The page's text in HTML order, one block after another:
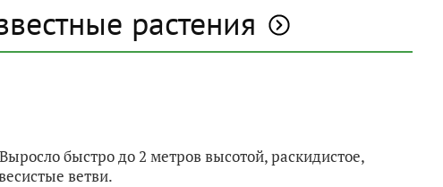
растения
быстро до 2 метров высотой, раскидистое,
ветви.